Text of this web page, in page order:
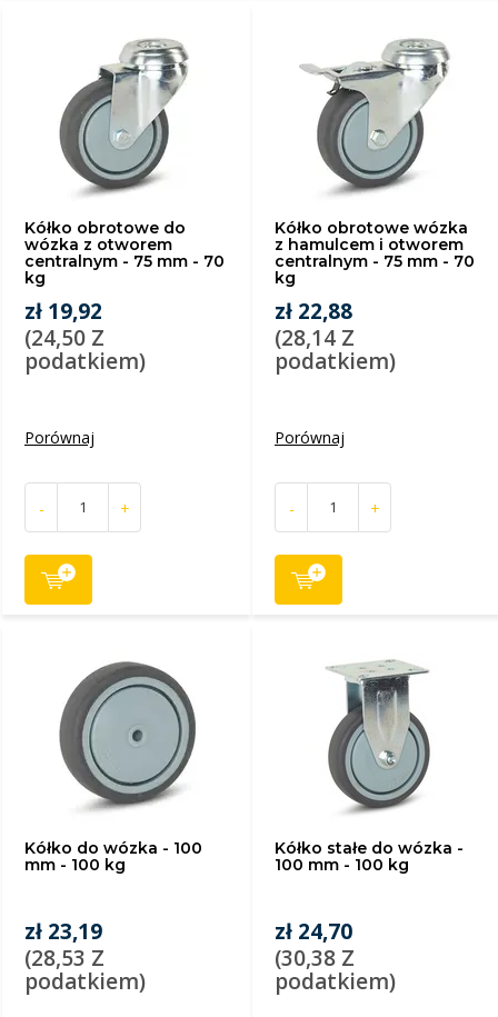
Kółko obrotowe do
wózka z otworem
centralnym - 75 mm - 70
kg
zł 19,92
(24,50 Z
podatkiem)
Porównaj
- +
Kółko obrotowe wózka
z hamulcem i otworem
centralnym - 75 mm - 70
kg
zł 22,88
(28,14 Z
podatkiem)
Porównaj
- +
Kółko do wózka - 100
mm - 100 kg
zł 23,19
(28,53 Z
podatkiem)
Kółko stałe do wózka -
100 mm - 100 kg
zł 24,70
(30,38 Z
podatkiem)